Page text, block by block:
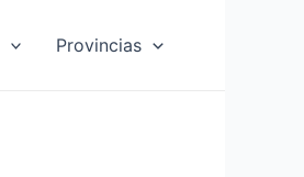
Provincias